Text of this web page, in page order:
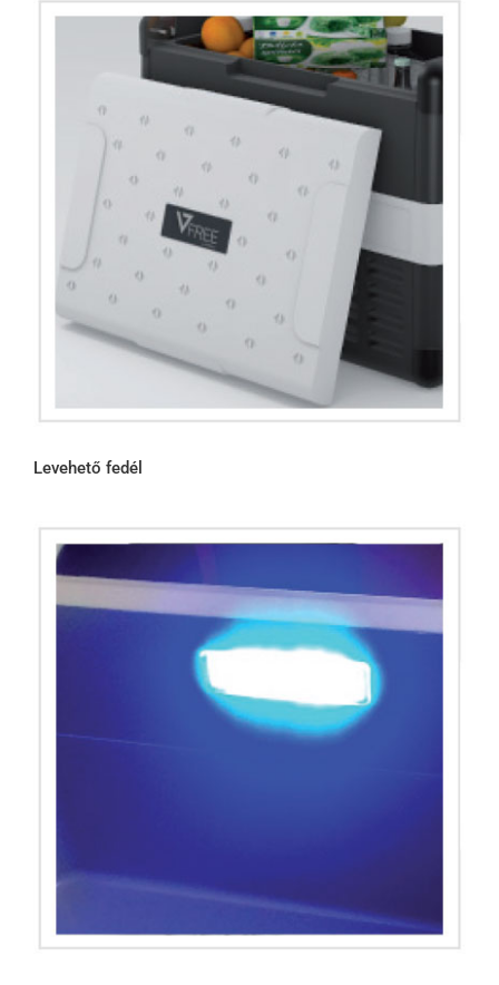
Levehető fedél